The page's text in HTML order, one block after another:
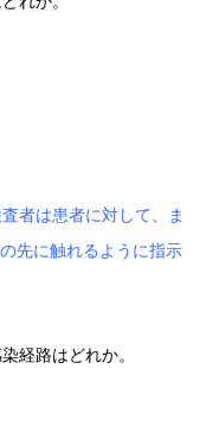
者は患者に対して、ま
先に触れるように指示
経路はどれか。